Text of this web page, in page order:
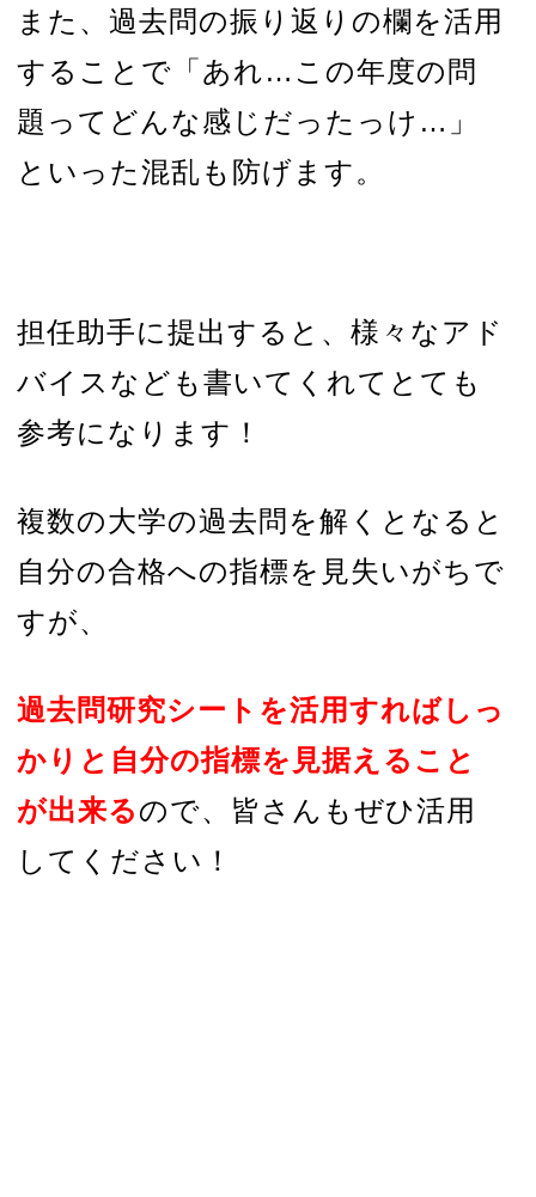
また、過去問の振り返りの欄を活用
することで「あれ…この年度の問
題ってどんな感じだったっけ…」
といった混乱も防げます。
担任助手に提出すると、様々なアド
バイスなども書いてくれてとても
参考になります！
複数の大学の過去問を解くとなると
自分の合格への指標を見失いがちで
すが、
過去問研究シートを活用すればしっ
かりと自分の指標を見据えること
が出来るので、皆さんもぜひ活用
してください！